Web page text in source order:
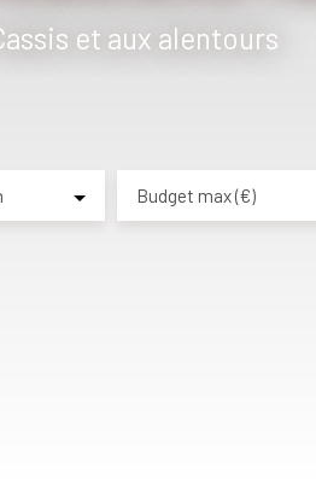
Sur C|
Budget max (€)